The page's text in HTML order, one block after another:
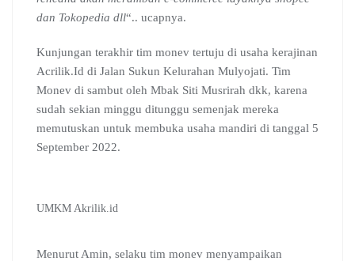
dan Tokopedia dll“.. ucapnya.
Kunjungan terakhir tim monev tertuju di usaha kerajinan
Acrilik.Id di Jalan Sukun Kelurahan Mulyojati. Tim
Monev di sambut oleh Mbak Siti Musrirah dkk, karena
sudah sekian minggu ditunggu semenjak mereka
memutuskan untuk membuka usaha mandiri di tanggal 5
September 2022.
UMKM Akrilik.id
Menurut Amin, selaku tim monev menyampaikan